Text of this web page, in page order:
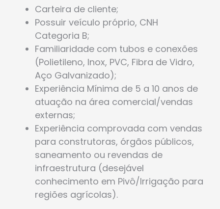
Carteira de cliente;
Possuir veículo próprio, CNH
Categoria B;
Familiaridade com tubos e conexões
(Polietileno, Inox, PVC, Fibra de Vidro,
Aço Galvanizado);
Experiência Mínima de 5 a 10 anos de
atuação na área comercial/vendas
externas;
Experiência comprovada com vendas
para construtoras, órgãos públicos,
saneamento ou revendas de
infraestrutura (desejável
conhecimento em Pivô/Irrigação para
regiões agrícolas).